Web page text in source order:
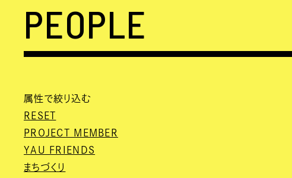
PEOPLE
属性で絞り込む
RESET
PROJECT MEMBER
YAU FRIENDS
まちづくり